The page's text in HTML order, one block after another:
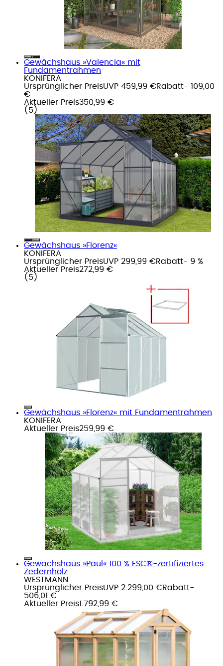
Gewächshaus »Valencia« mit
Fundamentrahmen
KONIFERA
Ursprünglicher PreisUVP 459,99 €Rabatt- 109,00
€
Aktueller Preis350,99 €
( 5 )
Gewächshaus »Florenz«
KONIFERA
Ursprünglicher PreisUVP 299,99 €Rabatt- 9 %
Aktueller Preis272,99 €
( 5 )
Gewächshaus »Florenz« mit Fundamentrahmen
KONIFERA
Aktueller Preis259,99 €
Gewächshaus »Paul« 100 % FSC®-zertifiziertes
Zedernholz
WESTMANN
Ursprünglicher PreisUVP 2.299,00 €Rabatt-
506,01 €
Aktueller Preis1.792,99 €